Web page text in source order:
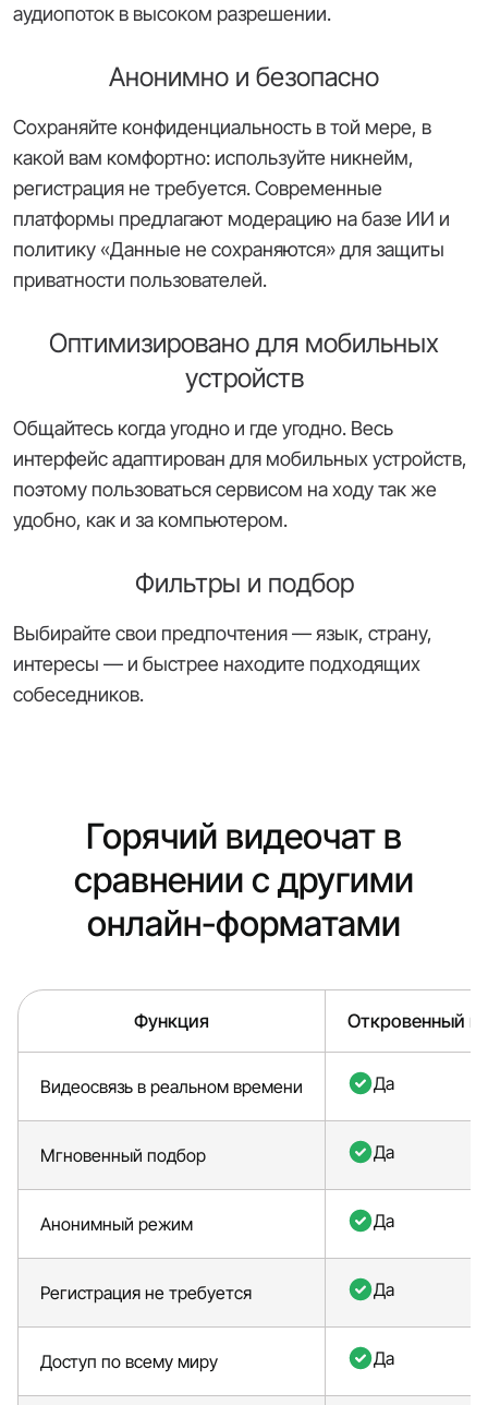
аудиопоток в высоком разрешении.
Анонимно и безопасно
Сохраняйте конфиденциальность в той мере, в
какой вам комфортно: используйте никнейм,
регистрация не требуется. Современные
платформы предлагают модерацию на базе ИИ и
политику «Данные не сохраняются» для защиты
приватности пользователей.
Оптимизировано для мобильных
устройств
Общайтесь когда угодно и где угодно. Весь
интерфейс адаптирован для мобильных устройств,
поэтому пользоваться сервисом на ходу так же
удобно, как и за компьютером.
Фильтры и подбор
Выбирайте свои предпочтения — язык, страну,
интересы — и быстрее находите подходящих
собеседников.
Горячий видеочат в
сравнении с другими
онлайн-форматами
Функция Откровенный
Видеосвязь в реальном времени Да
Мгновенный подбор Да
Анонимный режим Да
Регистрация не требуется Да
Доступ по всему миру Да